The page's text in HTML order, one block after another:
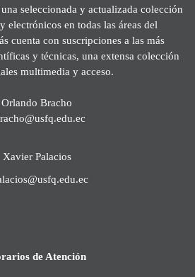
seleccionada y actualizada colección
electrónicos en todas las áreas del
cuenta con suscripciones a las más
y técnicas, una extensa colección
multimedia y acceso.
Orlando Bracho
Xavier Palacios
de Atención